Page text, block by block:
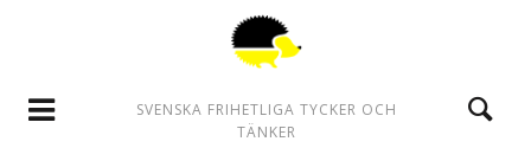
SVENSKA FRIHETLIGA TYCKER OCH
TÄNKER